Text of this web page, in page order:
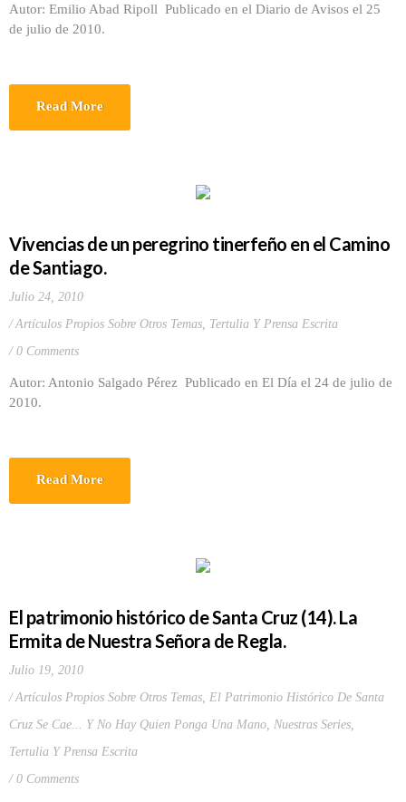
Autor: Emilio Abad Ripoll Publicado en el Diario de Avisos el 25
de julio de 2010.
Read More
Vivencias de un peregrino tinerfeño en el Camino
de Santiago.
Julio 24, 2010
Artículos Propios Sobre Otros Temas, Tertulia Y Prensa Escrita
0 Comments
Autor: Antonio Salgado Pérez Publicado en El Día el 24 de julio de
2010.
Read More
El patrimonio histórico de Santa Cruz (14). La
Ermita de Nuestra Señora de Regla.
Julio 19, 2010
Artículos Propios Sobre Otros Temas, El Patrimonio Histórico De Santa
Cruz Se Cae... Y No Hay Quien Ponga Una Mano, Nuestras Series,
Tertulia Y Prensa Escrita
0 Comments